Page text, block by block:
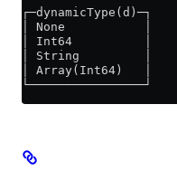
┌─dynamicType(d)─┐
│ None           │
│ Int64          │
│ String         │
│ Array(Int64)   │
└────────────────┘